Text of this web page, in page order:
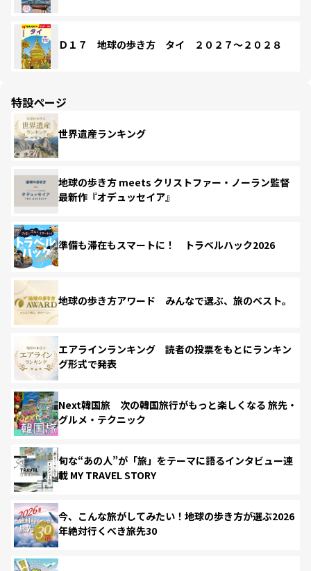
Ｄ１７ 地球の歩き方 タイ ２０２７～２０２８
特設ページ
世界遺産ランキング
地球の歩き方 meets クリストファー・ノーラン監督
最新作『オデュッセイア』
準備も滞在もスマートに！ トラベルハック2026
地球の歩き方アワード みんなで選ぶ、旅のベスト。
エアラインランキング 読者の投票をもとにランキン
グ形式で発表
Next韓国旅 次の韓国旅行がもっと楽しくなる 旅先・
グルメ・テクニック
旬な“あの人”が「旅」をテーマに語るインタビュー連
載 MY TRAVEL STORY
今、こんな旅がしてみたい！地球の歩き方が選ぶ2026
年絶対行くべき旅先30